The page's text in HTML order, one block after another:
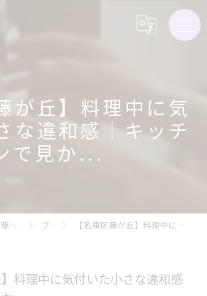
が丘】料理中に気
な違和感｜キッチ
で見か...
愛知県名古屋の害虫駆除ならライジング・サン害虫駆除 ブログ 【名東区藤が丘】料理中に気付いた小さな違和感｜キッチンで見か...
】料理中に気付いた小さな違和感